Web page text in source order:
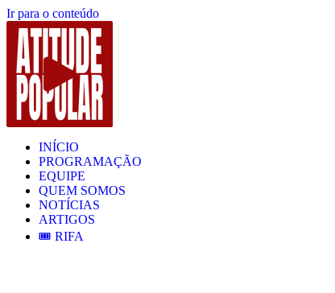
Ir para o conteúdo
INÍCIO
PROGRAMAÇÃO
EQUIPE
QUEM SOMOS
NOTÍCIAS
ARTIGOS
🎟️ RIFA